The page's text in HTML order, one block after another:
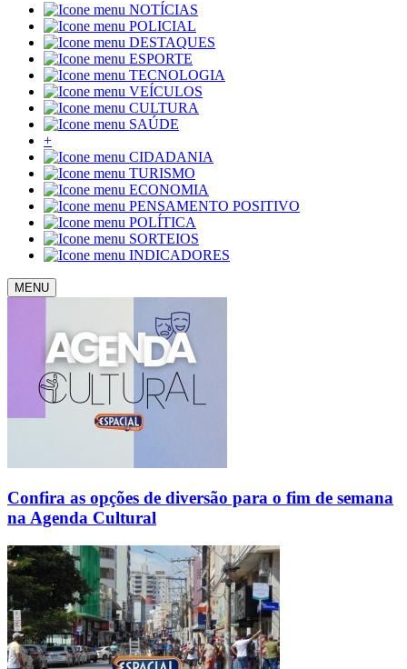
NOTÍCIAS
POLICIAL
DESTAQUES
ESPORTE
TECNOLOGIA
VEÍCULOS
CULTURA
SAÚDE
+
CIDADANIA
TURISMO
ECONOMIA
PENSAMENTO POSITIVO
POLÍTICA
SORTEIOS
INDICADORES
MENU
Confira as opções de diversão para o fim de semana
na Agenda Cultural